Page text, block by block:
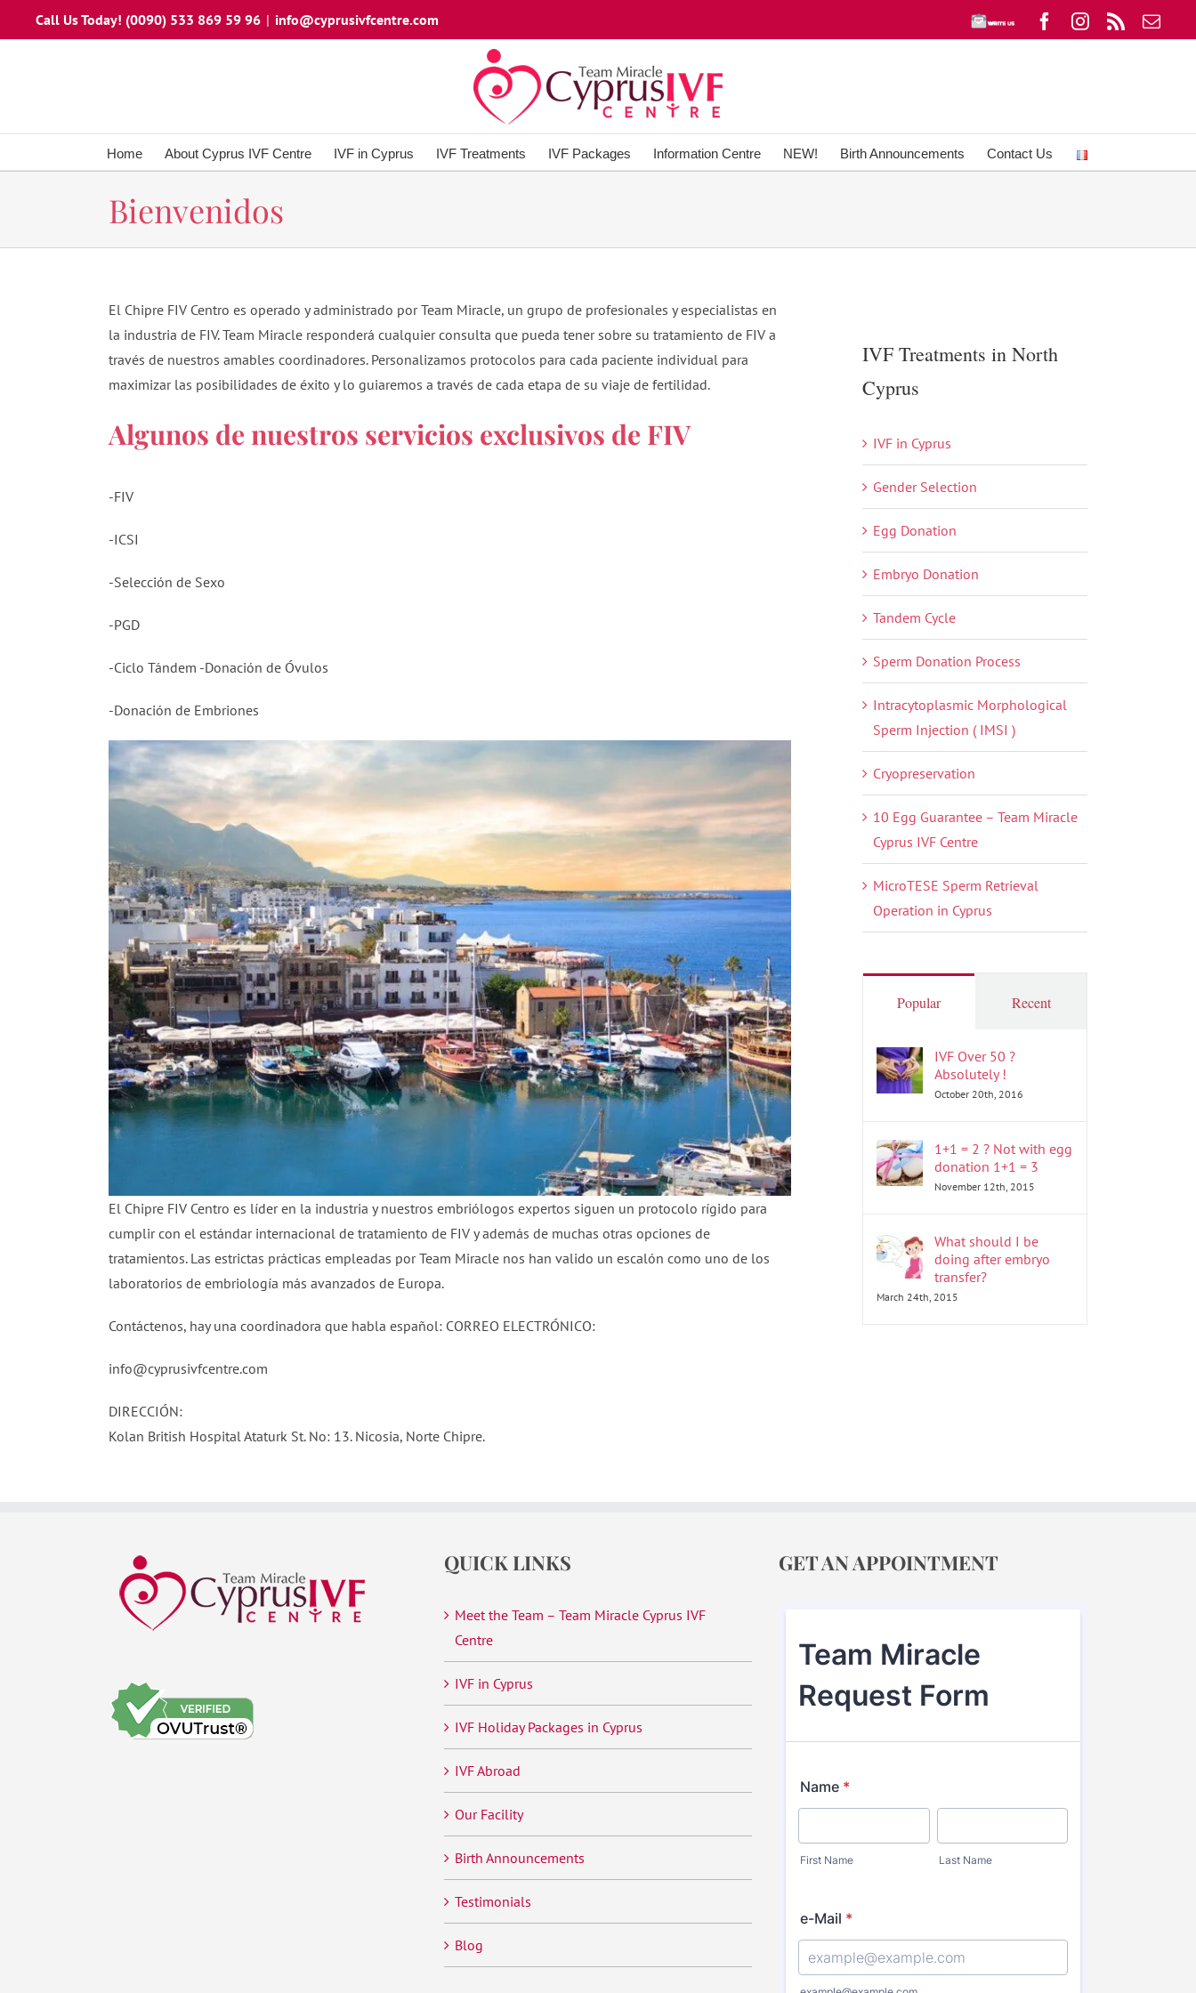
to
Call Us Today! (0090) 533 869 59 96 | info@cyprusivfcentre.com
Write
To
Facebook
Instagram
Rss
Home About Cyprus IVF Centre IVF in Cyprus IVF Treatments IVF Packages Information Centre NEW! Birth Announcements Contact Us
Bienvenidos
El Chipre FIV Centro es operado y administrado por Team Miracle, un grupo de profesionales y especialistas en
la industria de FIV. Team Miracle responderá cualquier consulta que pueda tener sobre su tratamiento de FIV a
través de nuestros amables coordinadores. Personalizamos protocolos para cada paciente individual para
maximizar las posibilidades de éxito y lo guiaremos a través de cada etapa de su viaje de fertilidad.
Algunos de nuestros servicios exclusivos de FIV
-FIV
-ICSI
-Selección de Sexo
-PGD
-Ciclo Tándem -Donación de Óvulos
-Donación de Embriones
El Chipre FIV Centro es líder en la industria y nuestros embriólogos expertos siguen un protocolo rígido para
cumplir con el estándar internacional de tratamiento de FIV y además de muchas otras opciones de
tratamientos. Las estrictas prácticas empleadas por Team Miracle nos han valido un escalón como uno de los
laboratorios de embriología más avanzados de Europa.
Contáctenos, hay una coordinadora que habla español: CORREO ELECTRÓNICO:
info@cyprusivfcentre.com
DIRECCIÓN:
Kolan British Hospital Ataturk St. No: 13. Nicosia, Norte Chipre.
IVF Treatments in North
Cyprus
IVF in Cyprus
Gender Selection
Egg Donation
Embryo Donation
Tandem Cycle
Sperm Donation Process
Intracytoplasmic Morphological
Sperm Injection ( IMSI )
Cryopreservation
10 Egg Guarantee – Team Miracle
Cyprus IVF Centre
MicroTESE Sperm Retrieval
Operation in Cyprus
Popular Recent
IVF Over 50 ?
Absolutely !
October 20th, 2016
1+1 = 2 ? Not with egg
donation 1+1 = 3
November 12th, 2015
What should I be
doing after embryo
transfer?
March 24th, 2015
QUICK LINKS
Meet the Team – Team Miracle Cyprus IVF
Centre
IVF in Cyprus
IVF Holiday Packages in Cyprus
IVF Abroad
Our Facility
Birth Announcements
Testimonials
Blog
GET AN APPOINTMENT